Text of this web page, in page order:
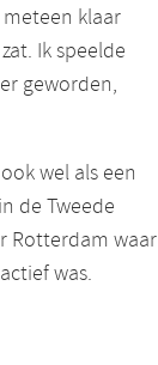
klaar
Ik speelde
geworden,
wel als een
de Tweede
Rotterdam waar
was.